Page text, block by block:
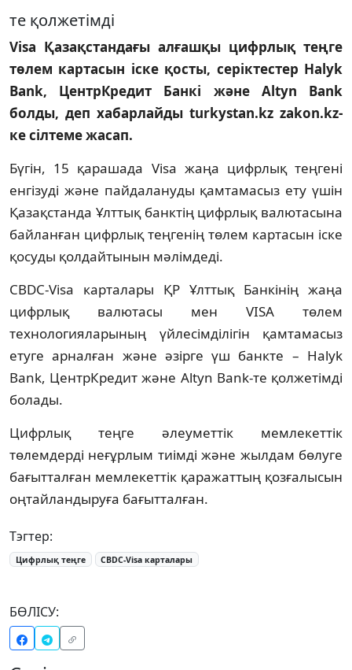
те қолжетімді
Visa Қазақстандағы алғашқы цифрлық теңге
төлем картасын іске қосты, серіктестер Halyk
Bank, ЦентрКредит Банкі және Altyn Bank
болды, деп хабарлайды turkystan.kz zakon.kz-
ке сілтеме жасап.
Бүгін, 15 қарашада Visa жаңа цифрлық теңгені
енгізуді және пайдалануды қамтамасыз ету үшін
Қазақстанда Ұлттық банктің цифрлық валютасына
байланған цифрлық теңгенің төлем картасын іске
қосуды қолдайтынын мәлімдеді.
CBDC-Visa карталары ҚР Ұлттық Банкінің жаңа
цифрлық валютасы мен VISA төлем
технологияларының үйлесімділігін қамтамасыз
етуге арналған және әзірге үш банкте – Halyk
Bank, ЦентрКредит және Altyn Bank-те қолжетімді
болады.
Цифрлық теңге әлеуметтік мемлекеттік
төлемдерді неғұрлым тиімді және жылдам бөлуге
бағытталған мемлекеттік қаражаттың қозғалысын
оңтайландыруға бағытталған.
Тэгтер:
Цифрлық теңге CBDC-Visa карталары
БӨЛІСУ: